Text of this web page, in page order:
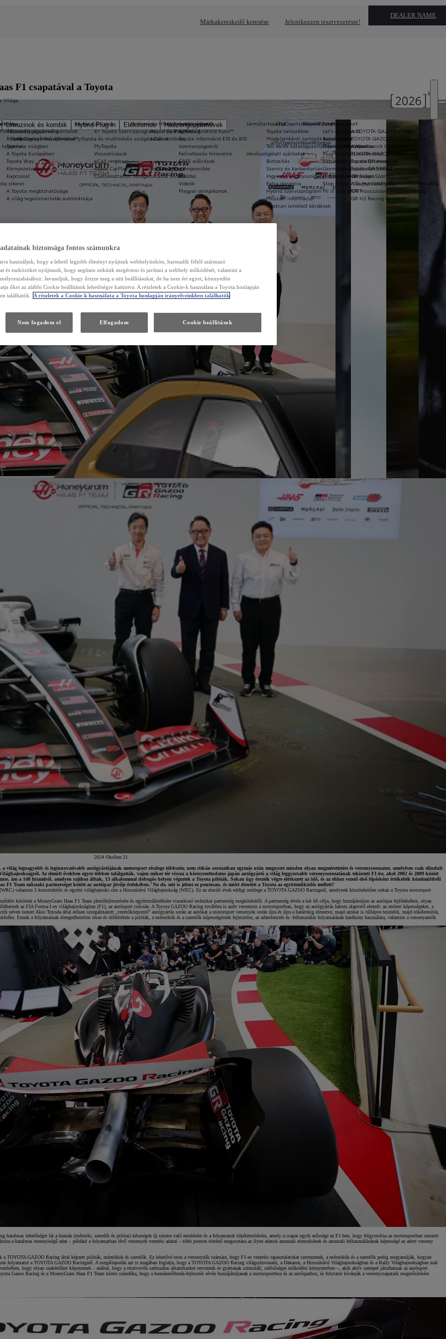
Márkakereskedő keresése Jelentkezzen tesztvezetésre!
DEALER NAME
Limuzinok és kombik Hybrid Plug-in Elektromos
Haszongépjárművek
Személygépjármű ajánlatok
Haszongépjármű ajánlatok
Szalonautó ajánlatok
a11yOpensInNewWindow
1 év 8 újdonság
tagoknak
KINTO One
Tartós bérlet teljes körű
Márkakereskedő keresése
Toyota finanszírozás
Kiemelt ajánlataink
a11yOpensInNewWindow
Akciós ajánlatok
4+ Toyota Szervizprogram
MyToyota és multimédia szolgáltatások
MyToyota
Visszahívások
eCall rendszer
Apple CarPlay™ és Android Auto™
Csatlakoztatott Szolgáltatások kereső
Járműtartozékok
Toyota tartozékok
Modellenkénti tartozék katalógusok
Téli kerék katalógusa11yOpensInNewWindow
Vevőszolgálati ajánlatok
Biztosítás
Szerviz és karbantartás
Ingyenes segélyszolgálat 3 év után is
Extra garancia
Hybrid Szervizprogram
Műszaki információ
Gyakran ismételt kérdések
Multimédia
Apple CarPlay™ és Android Auto™
eCall rendszer
Beyond Zero
Let's go beyond
Beyond Zero
Hibrid elektromos
Plug-in hibrid elektromos
Akkumulátoros elektromos
Üzemanyagcellás elektromos
Hidrogén technológia
Stop Smog - Go Hybrida11yOpensInNewWindow
Mi is az a WLTP?
Világa
Világa
Álomautó rajzverseny
Rólunk
Toyota a világban
A Toyota Európában
Toyota Way
Környezetvédelem
Kapcsolat
sikerei
A Toyota megbízhatósága
A világ legelismertebb autómárkája
Hírek & érdekességek
Hírek
Toyota információ E10 és B10
üzemanyagokról
a11yOpensInNewWindow
Feliratkozás hírlevélre
CAFE előírások
Start Your Impossible
Főoldal
Videók
Magyar olimpikonok
Motorsport
A TOYOTA GAZOO világa
TOYOTA GAZOO Racing
A sportkocsik története
TOYOTA GAZOO Racing WRC
Toyota GR modellek
Toyota GR SPORT modellek
GR Super Sport
A Supra története
FIA Hosszútávú Világbajnokság
GR H2 Racing Concept
F1 csapatával a Toyota
2024 Október 21.
legnagyobb és leginnovatívabb autógyártójának motorsport részlege többször, nem ritkán sorozatban egymás után megnyert minden olyan megmérettetést és versenysorozatot, amelyben csak elindult
Az elmúlt években egyre többen találgatták, vajon mikor tér vissza a környezettudatos japán autógyártó a világ leggyorsabb versenysorozatának tekintett F1-be, ahol 2002 és 2009 között
ám a 140 futamból, amelyen rajthoz álltak, 13 alkalommal dobogós helyen végeztek a Toyota pilóták. Sokan úgy érezték végre elérkezett az idő, és az ehhez vezető első lépésként értékelték közelmúltbéli
F1 Team műszaki partnerséget kötött az autóipar jövője érdekében.’ Na de, mit is jelent ez pontosan, és miért döntött a Toyota az együttműködés mellett?
valamint 5 konstruktőri és egyéni világbajnoki cím a Hosszútávú Világbajnokság (WEC). Ez az elmúlt évek eddigi mérlege a TOYOTA GAZOO Racingnél, amelynek köszönhetően sokan a Toyota motorsport
kötöttek a MoneyGram Haas F1 Team járműfejlesztésére és együttműködésére vonatkozó technikai partnerség megkötéséről. A partnerség révén a két fél célja, hogy hozzájáruljon az autóipar fejlődéséhez, olyan
az FIA Forma-1-es világbajnokságban (F1), az autósport csúcsán. A Toyota GAZOO Racing továbbra is azért versenyez a motorsportban, hogy az autógyártás három alapvető elemét: az emberi képességeket, a
néven ismert Akio Toyoda által erősen szorgalmazott „vezetőközpontú” autógyártás során az autókat a motorsport versenyek során újra és újra a határokig elmenve, majd azokat is túllépve tesztelik, majd tökéletesítik,
Ennek a folyamatnak elengedhetetlen része és előfeltétele a pilóták, a mérnökök és a szerelők képességeinek fejlesztése, az adatelemzés és -felhasználás folyamatának hatékony használata, valamint a versenyautók
lehetőséget lát a humán (mérnöki, szerelői és pilótai) készségek új szintre való emelésére és a folyamatok tökéletesítésére, amely a csapat egyik erőssége az F1-ben, hogy felgyorsítsa az motorsportban szerzett
a hatalmas mennyiségű adat – például a folyamatban lévő versenyek vezetési adatai – több ponton történő megosztása az ilyen adatok azonnali elemzésének és azonnali felhasználásának képességé az adott verseny
TOYOTA GAZOO Racing által képzett pilóták, mérnökök és szerelők. Ez lehetővé teszi a versenyzők számára, hogy F1-es vezetési tapasztalatokat szerezzenek, a mérnökök és a szerelők pedig megtanulják, hogyan
folyamatot a TOYOTA GAZOO Racingnél. A megállapodás azt is magában foglalja, hogy a TOYOTA GAZOO Racing világszínvonalú, a Dakaron, a Hosszútávú Világbajnokságban és a Rally Világbajnokságban már
hogy olyan szakértőket képezzenek – azáltal, hogy a résztvevők szénszálas alkatrészeket terveznek és gyártanak szimulált, szélsőséges működési környezetben –, akik aktív szerepet játszhatnak az autósport
Gazoo Racing és a MoneyGram Haas F1 Team közös szándéka, hogy a humánerőforrás-fejlesztés révén hozzájáruljanak a motorsporthoz és az autóiparhoz, és folytatni kívánják a versenycsapataik megerősítésére
adatainak biztonsága fontos számunkra
használjuk, hogy a lehető legjobb élményt nyújtsuk webhelyünkön, harmadik féltől származó
és eszközöket nyújtsunk, hogy segítsen nekünk megérteni és javítani a webhely működését, valamint a
Javasoljuk, hogy őrizze meg a süti beállításokat, de ha nem ért egyet, könnyedén
őket az alábbi Cookie beállítások lehetőségre kattintva. A részletek a Cookie-k használata a Toyota honlapján
találhatók.
A részletek a Cookie-k használata a Toyota honlapján irányelveinkben találhatók
Cookie beállítások
Nem fogadom el Elfogadom